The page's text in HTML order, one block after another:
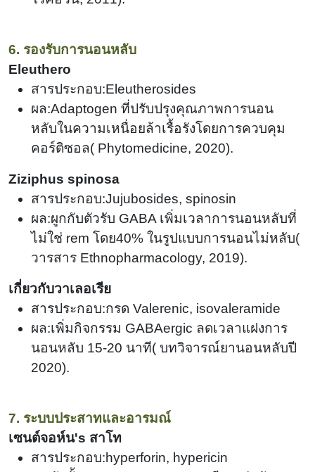
6. รองรับการนอนหลับ
Eleuthero
สารประกอบ:Eleutherosides
ผล:Adaptogen ที่ปรับปรุงคุณภาพการนอน
หลับในความเหนื่อยล้าเรื้อรังโดยการควบคุม
คอร์ติซอล( Phytomedicine, 2020).
Ziziphus spinosa
สารประกอบ:Jujubosides, spinosin
ผล:ผูกกับตัวรับ GABA เพิ่มเวลาการนอนหลับที่
ไม่ใช่ rem โดย40% ในรูปแบบการนอนไม่หลับ(
วารสาร Ethnopharmacology, 2019).
เกี่ยวกับวาเลอเรีย
สารประกอบ:กรด Valerenic, isovaleramide
ผล:เพิ่มกิจกรรม GABAergic ลดเวลาแฝงการ
นอนหลับ 15-20 นาที( บทวิจารณ์ยานอนหลับปี
2020).
7. ระบบประสาทและอารมณ์
เซนต์จอห์น's สาโท
สารประกอบ:hyperforin, hypericin